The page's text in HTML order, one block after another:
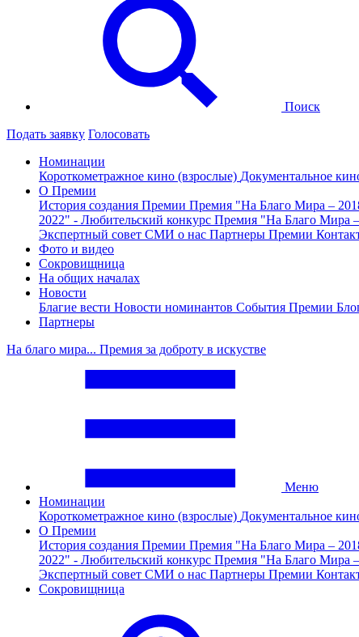
Поиск
Подать заявку Голосовать
Номинации
Короткометражное кино (взрослые) Документальное
О Премии
История создания Премии Премия "На Благо Мира –
2022" - Любительский конкурс Премия "На Благо Мира
Экспертный совет СМИ о нас Партнеры Премии
Фото и видео
Сокровищница
На общих началах
Новости
Благие вести Новости номинантов События Премии
Партнеры
На благо мира... Премия за доброту в искустве
Меню
Номинации
Короткометражное кино (взрослые) Документальное
О Премии
История создания Премии Премия "На Благо Мира –
2022" - Любительский конкурс Премия "На Благо Мира
Экспертный совет СМИ о нас Партнеры Премии
Сокровищница